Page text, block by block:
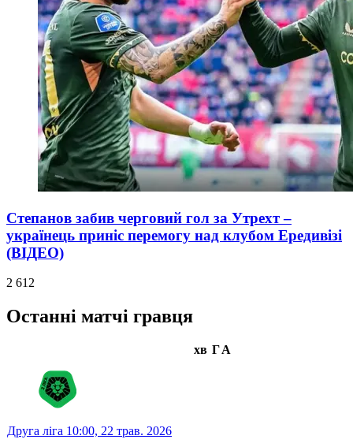
Степанов забив черговий гол за Утрехт –
українець приніс перемогу над клубом Ередивізі
(ВІДЕО)
2 612
Останні матчі гравця
хв ГА
Друга ліга 10:00, 22 трав. 2026